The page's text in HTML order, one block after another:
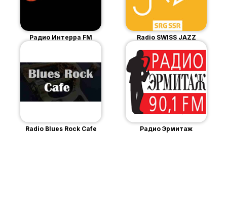
Радио Интерра FM Radio SWISS JAZZ
Radio Blues Rock Cafe Радио Эрмитаж